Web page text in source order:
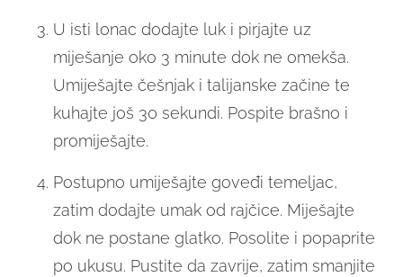
U isti lonac dodajte luk i pirjajte uz
miješanje oko 3 minute dok ne omekša.
Umiješajte češnjak i talijanske začine te
kuhajte još 30 sekundi. Pospite brašno i
promiješajte.
Postupno umiješajte goveđi temeljac,
zatim dodajte umak od rajčice. Miješajte
dok ne postane glatko. Posolite i popaprite
po ukusu. Pustite da zavrije, zatim smanjite